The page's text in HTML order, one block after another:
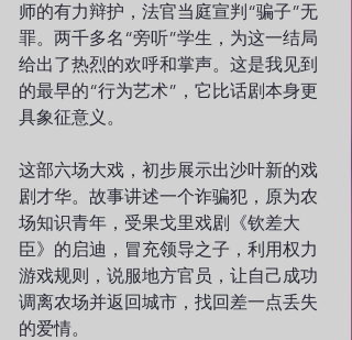
师的有力辩护，法官当庭宣判“骗子”无
罪。两千多名“旁听”学生，为这一结局
给出了热烈的欢呼和掌声。这是我见到
的最早的“行为艺术”，它比话剧本身更
具象征意义。
这部六场大戏，初步展示出沙叶新的戏
剧才华。故事讲述一个诈骗犯，原为农
场知识青年，受果戈里戏剧《钦差大
臣》的启迪，冒充领导之子，利用权力
游戏规则，说服地方官员，让自己成功
调离农场并返回城市，找回差一点丢失
的爱情。